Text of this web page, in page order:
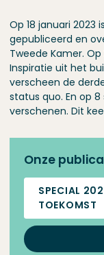
Op 18 januari 2023
gepubliceerd en
Tweede Kamer.
Inspiratie uit het
verscheen de
status quo. En op
verschenen. Dit
Onze
SPECIAL
TOEKOMST